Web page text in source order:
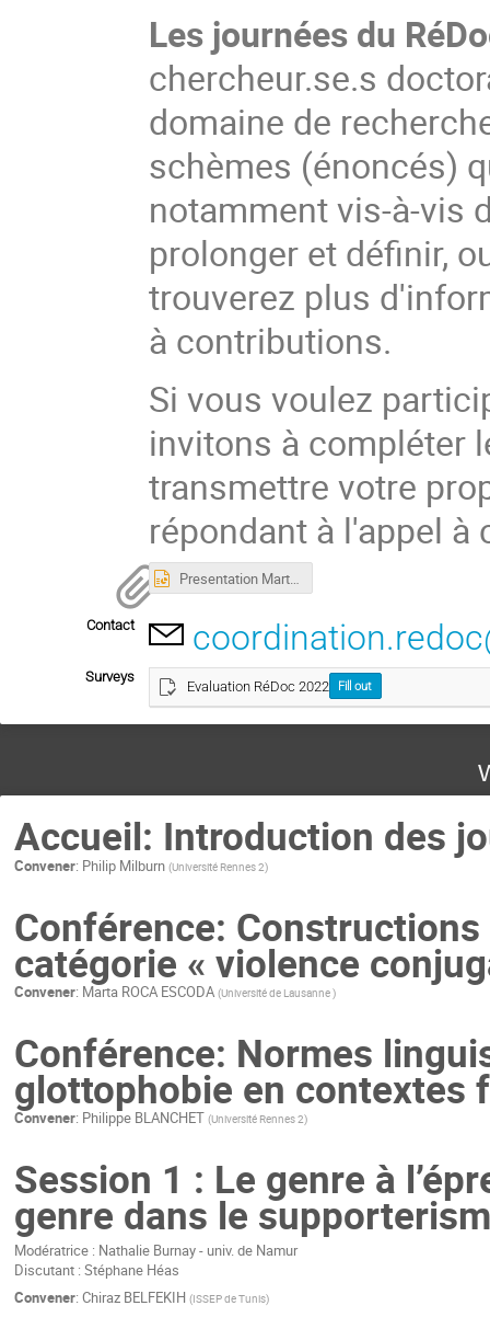
Les journées du
chercheur.se.s
domaine de
schèmes (énoncés)
notamment vis-à-vis
prolonger et définir,
trouverez plus
à contributions.
Si vous voulez
invitons à compléter
transmettre votre
répondant à l'appel à
Presentation Marta Roca Escoda.pptx
Contact
Surveys
Evaluation RéDoc 2022 Fill out
Accueil: Introduction des
Convener: Philip Milburn (Université Rennes 2)
Conférence:
catégorie « violence
Convener: Marta ROCA ESCODA (Université de Lausanne)
Conférence: Normes
glottophobie en contextes
Convener: Philippe BLANCHET (Université Rennes 2)
Session 1 : Le genre à
genre dans le
Modératrice : Nathalie Burnay - univ. de Namur
Discutant : Stéphane Héas
Convener: Chiraz BELFEKIH (ISSEP de Tunis)